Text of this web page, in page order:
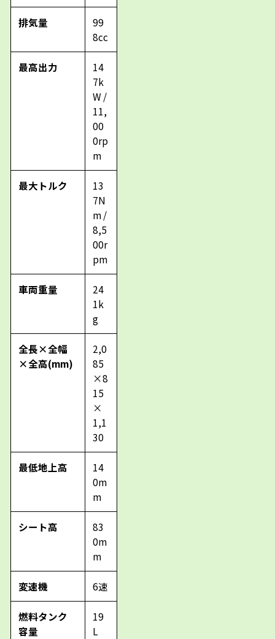
排気量
99
8cc
最高出力
14
7k
W /
11,
00
0rp
m
最大トルク
13
7N
m /
8,5
00r
pm
車両重量
24
1k
g
全長×全幅
×全高(mm)
2,0
85
×8
15
×
1,1
30
最低地上高
14
0m
m
シート高
83
0m
m
変速機 6速
燃料タンク
容量
19
L